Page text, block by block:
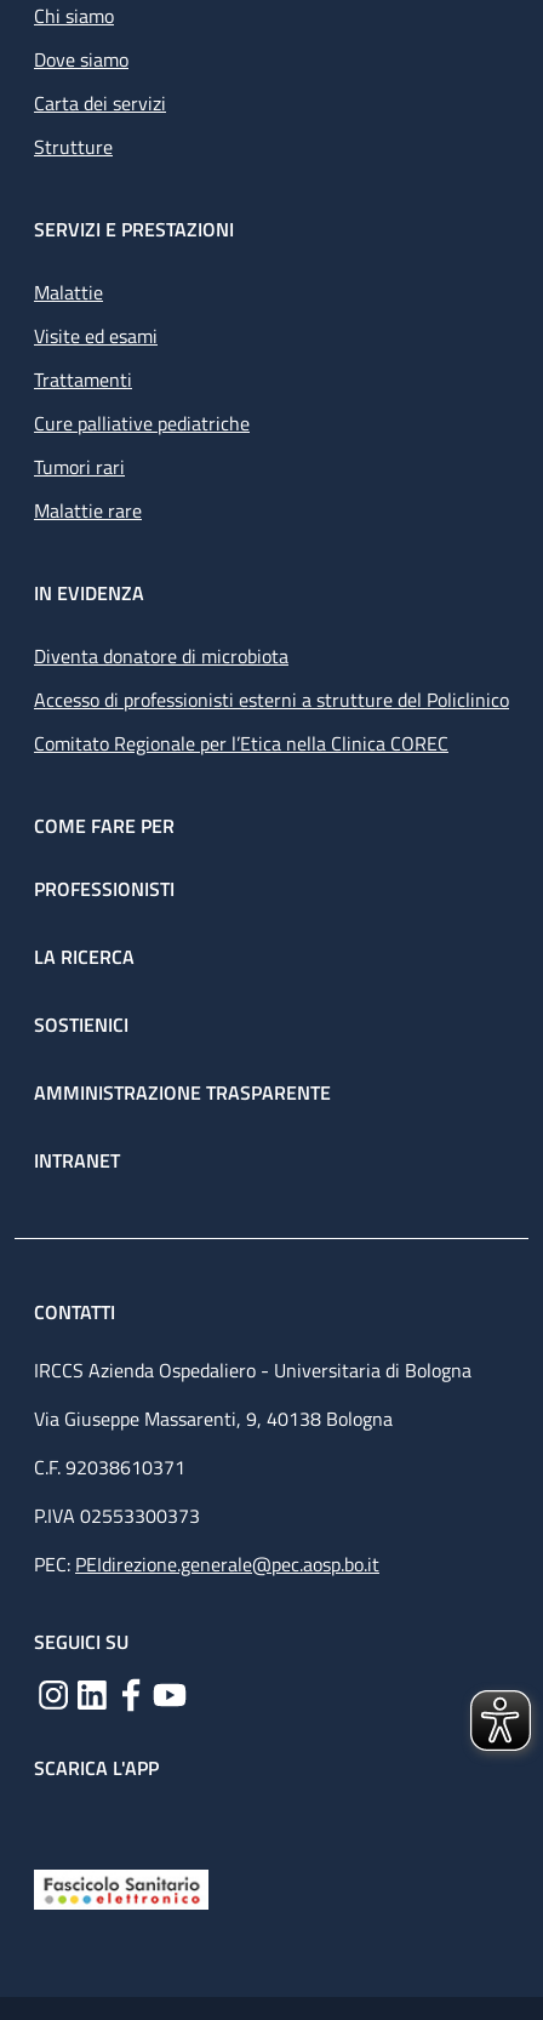
Chi siamo
Dove siamo
Carta dei servizi
Strutture
SERVIZI E PRESTAZIONI
Malattie
Visite ed esami
Trattamenti
Cure palliative pediatriche
Tumori rari
Malattie rare
IN EVIDENZA
Diventa donatore di microbiota
Accesso di professionisti esterni a strutture del Policlinico
Comitato Regionale per l’Etica nella Clinica COREC
COME FARE PER
PROFESSIONISTI
LA RICERCA
SOSTIENICI
AMMINISTRAZIONE TRASPARENTE
INTRANET
CONTATTI
IRCCS Azienda Ospedaliero - Universitaria di Bologna
Via Giuseppe Massarenti, 9, 40138 Bologna
C.F. 92038610371
P.IVA 02553300373
PEC: PEIdirezione.generale@pec.aosp.bo.it
SEGUICI SU
SCARICA L'APP